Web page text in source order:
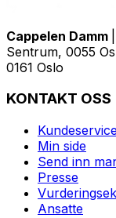
Cappelen Damm
Sentrum, 0055
0161 Oslo
KONTAKT OSS
Min side
Send inn
Presse
Ansatte